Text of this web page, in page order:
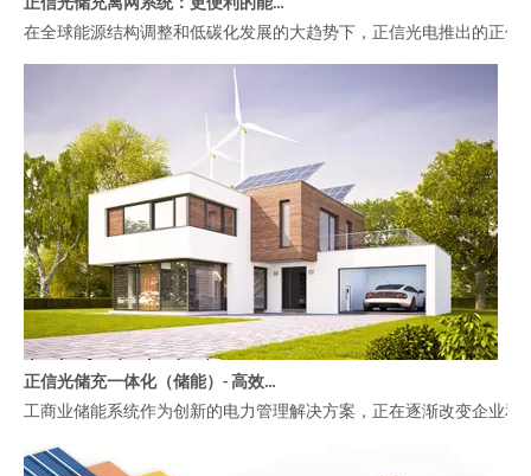
在全球能源结构调整和低碳化发展的大趋势下，正信光电推出的正
正信光储充一体化（储能）- 高效管理工商业能源的智慧选择
工商业储能系统作为创新的电力管理解决方案，正在逐渐改变企业